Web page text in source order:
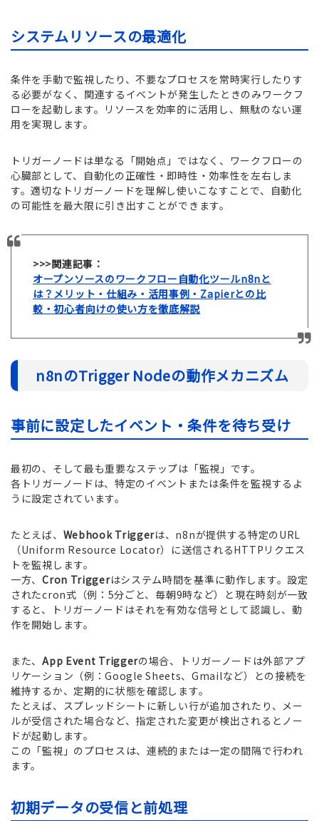
システムリソースの最適化
条件を手動で監視したり、不要なプロセスを常時実行したりす
る必要がなく、関連するイベントが発生したときのみワークフ
ローを起動します。リソースを効率的に活用し、無駄のない運
用を実現します。
トリガーノードは単なる「開始点」ではなく、ワークフローの
心臓部として、自動化の正確性・即時性・効率性を左右しま
す。適切なトリガーノードを理解し使いこなすことで、自動化
の可能性を最大限に引き出すことができます。
>>>関連記事：
オープンソースのワークフロー自動化ツールn8nと
は？メリット・仕組み・活用事例・Zapierとの比
較・初心者向けの使い方を徹底解説
n8nのTrigger Nodeの動作メカニズム
事前に設定したイベント・条件を待ち受け
最初の、そして最も重要なステップは「監視」です。
各トリガーノードは、特定のイベントまたは条件を監視するよ
うに設定されています。
たとえば、 Webhook Triggerは、n8nが提供する特定のURL
（Uniform Resource Locator）に送信されるHTTPリクエス
トを監視します。
一方、Cron Triggerはシステム時間を基準に動作します。設定
されたcron式（例：5分ごと、毎朝9時など）と現在時刻が一致
すると、トリガーノードはそれを有効な信号として認識し、動
作を開始します。
また、App Event Triggerの場合、トリガーノードは外部アプ
リケーション（例：Google Sheets、Gmailなど）との接続を
維持するか、定期的に状態を確認します。
たとえば、スプレッドシートに新しい行が追加されたり、メー
ルが受信された場合など、指定された変更が検出されるとノー
ドが起動します。
この「監視」のプロセスは、連続的または一定の間隔で行われ
ます。
初期データの受信と前処理